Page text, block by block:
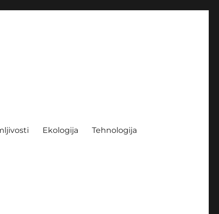
Ekologija Tehnologija